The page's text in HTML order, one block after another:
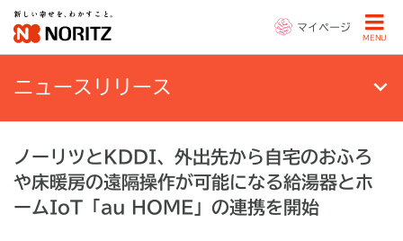
マイページ
MENU
ニュースリリース
ノーリツとKDDI、外出先から自宅のおふろ
や床暖房の遠隔操作が可能になる給湯器とホ
ームIoT「au HOME」の連携を開始